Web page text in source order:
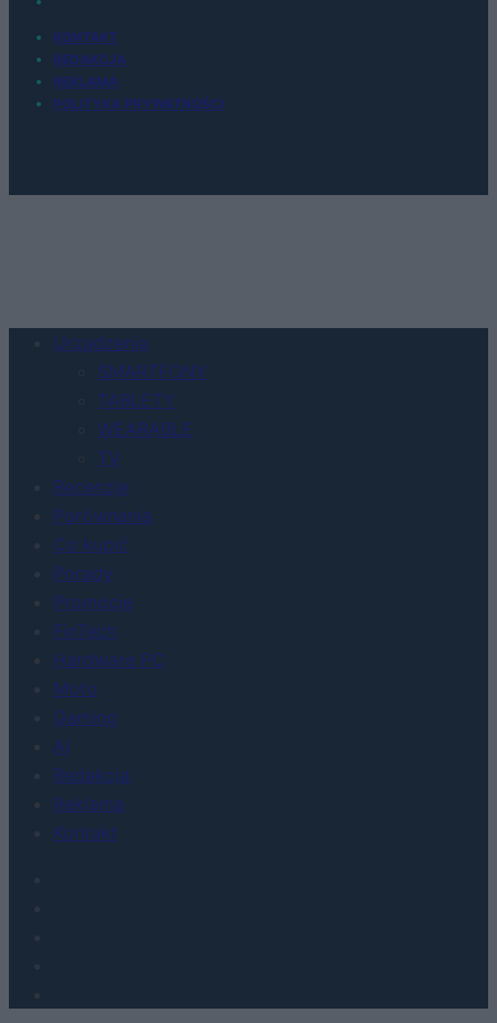
KONTAKT
REDAKCJA
REKLAMA
POLITYKA PRYWATNOŚCI
Urządzenia
SMARTFONY
TABLETY
WEARABLE
TV
Recenzje
Porównania
Co kupić
Porady
Promocje
FinTech
Hardware PC
Moto
Gaming
AI
Redakcja
Reklama
Kontakt